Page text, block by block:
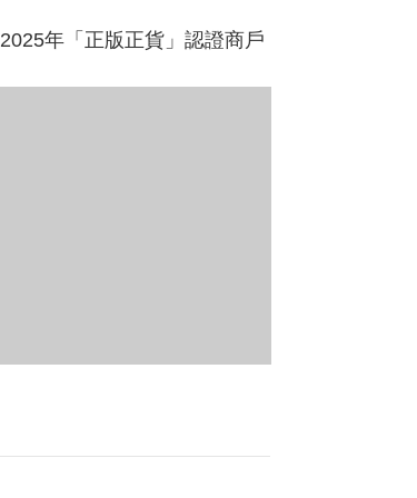
2025年「正版正貨」認證商戶